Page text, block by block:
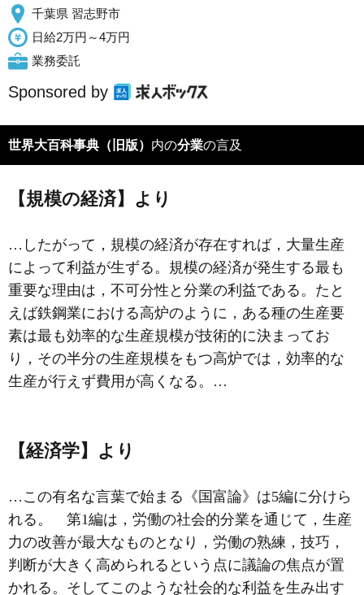
千葉県 習志野市
日給2万円～4万円
業務委託
Sponsored by
世界大百科事典（旧版） 内の分業の言及
【規模の経済】より
…したがって，規模の経済が存在すれば，大量生産
によって利益が生ずる。規模の経済が発生する最も
重要な理由は，不可分性と分業の利益である。たと
えば鉄鋼業における高炉のように，ある種の生産要
素は最も効率的な生産規模が技術的に決まってお
り，その半分の生産規模をもつ高炉では，効率的な
生産が行えず費用が高くなる。…
【経済学】より
…この有名な言葉で始まる《国富論》は5編に分けら
れる。 第1編は，労働の社会的分業を通じて，生産
力の改善が最大なものとなり，労働の熟練，技巧，
判断が大きく高められるという点に議論の焦点が置
かれる。そしてこのような社会的な利益を生み出す